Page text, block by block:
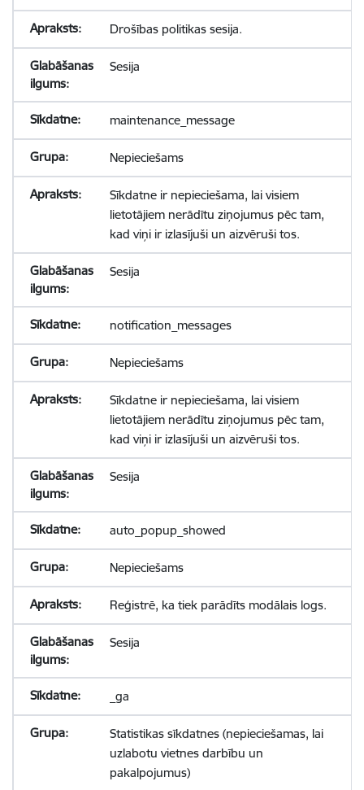
Drošības politikas sesija.
Sesija
maintenance_message
Nepieciešams
Sīkdatne ir nepieciešama, lai visiem
lietotājiem nerādītu ziņojumus pēc tam,
kad viņi ir izlasījuši un aizvēruši tos.
Sesija
notification_messages
Nepieciešams
Sīkdatne ir nepieciešama, lai visiem
lietotājiem nerādītu ziņojumus pēc tam,
kad viņi ir izlasījuši un aizvēruši tos.
Sesija
auto_popup_showed
Nepieciešams
Reģistrē, ka tiek parādīts modālais logs.
Sesija
_ga
Statistikas sīkdatnes (nepieciešamas, lai
uzlabotu vietnes darbību un
pakalpojumus)